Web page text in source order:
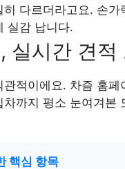
다르더라고요. 손
실감 납니다.
실시간 견적
적이에요. 차즘 홈페
까지 평소 눈여겨본
핵심 항목